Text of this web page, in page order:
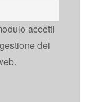
accetti
dei